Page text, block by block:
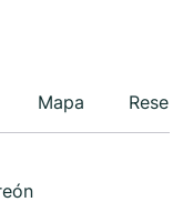
Mapa